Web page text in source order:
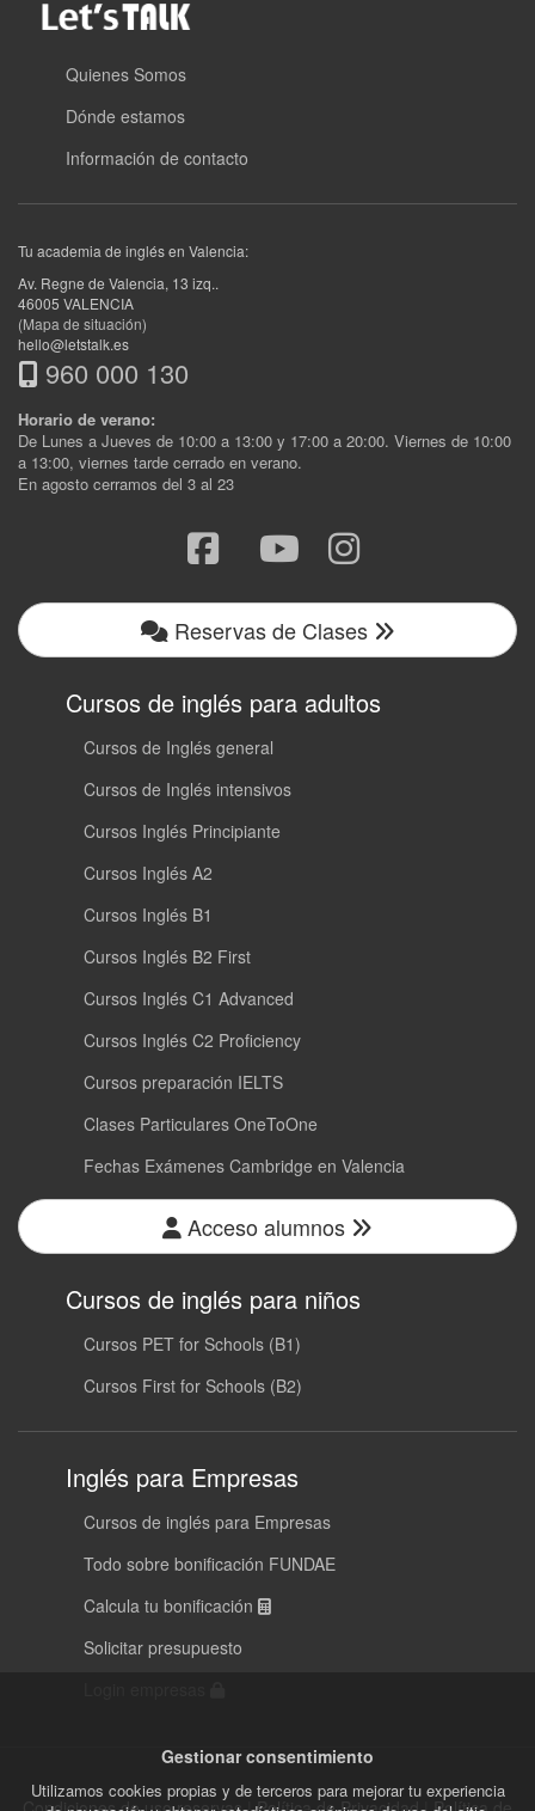
Quienes Somos
Dónde estamos
Información de contacto
Tu academia de inglés en Valencia:
Av. Regne de Valencia, 13 izq..
46005 VALENCIA
(Mapa de situación)
hello@letstalk.es
960 000 130
Horario de verano:
De Lunes a Jueves de 10:00 a 13:00 y 17:00 a 20:00. Viernes de 10:00
a 13:00, viernes tarde cerrado en verano.
En agosto cerramos del 3 al 23
Reservas de Clases
Cursos de inglés para adultos
Cursos de Inglés general
Cursos de Inglés intensivos
Cursos Inglés Principiante
Cursos Inglés A2
Cursos Inglés B1
Cursos Inglés B2 First
Cursos Inglés C1 Advanced
Cursos Inglés C2 Proficiency
Cursos preparación IELTS
Clases Particulares OneToOne
Fechas Exámenes Cambridge en Valencia
Acceso alumnos
Cursos de inglés para niños
Cursos PET for Schools (B1)
Cursos First for Schools (B2)
Inglés para Empresas
Cursos de inglés para Empresas
Todo sobre bonificación FUNDAE
Calcula tu bonificación
Solicitar presupuesto
Gestionar consentimiento
Utilizamos cookies propias y de terceros para mejorar tu experiencia